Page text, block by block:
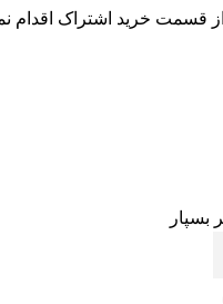
قسمت خرید اشتراک اقدام
بسپار